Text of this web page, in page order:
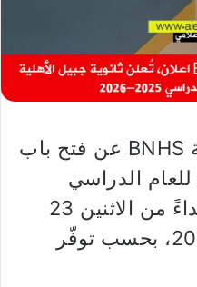
تُعلن ثانوية جبيل الأهلية BNHS عن فتح باب
للعام الدراسي
2025–2026، وذلك ابتداءً من الاثنين 23
حزيران وحتى 5 آب 2025، بحسب توفّر